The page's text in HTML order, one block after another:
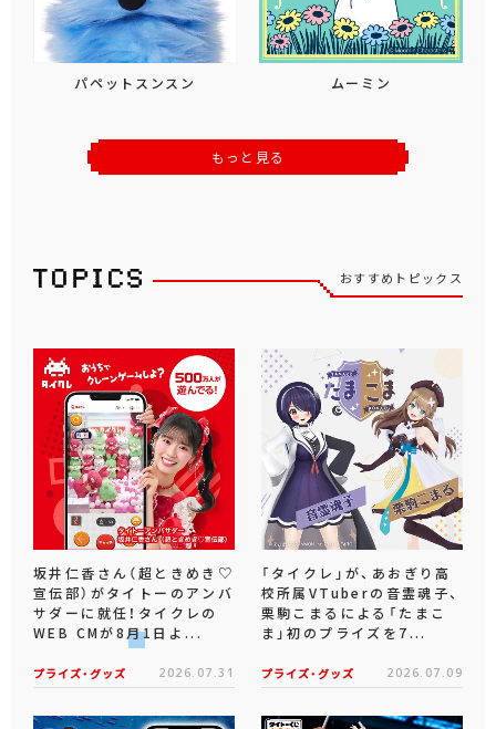
パペットスンスン ムーミン
もっと見る
おすすめトピックス
坂井仁香さん（超ときめき♡
宣伝部）がタイトーのアンバ
サダーに就任！タイクレの
WEB CMが8月1日よ...
プライズ・グッズ 2026.07.31
「タイクレ」が、あおぎり高
校所属VTuberの音霊魂子、
栗駒こまるによる「たまこ
ま」初のプライズを7...
プライズ・グッズ 2026.07.09